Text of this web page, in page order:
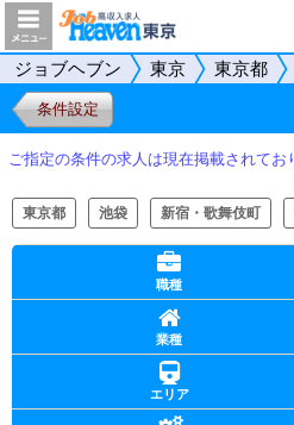
ジョブヘブン 東京 東京都
条件設定
ご指定の条件の求人は現在掲載されて
東京都 池袋 新宿・歌舞伎町
職種
業種
エリア